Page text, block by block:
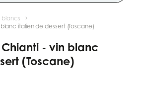
blancs
italien de dessert (Toscane)
- vin blanc
(Toscane)